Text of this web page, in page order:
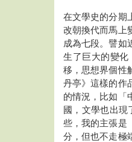
在文學史的分期
改朝換代而馬上
成為七段。譬如
生了巨大的變化
移，思想界個性
丹亭》這樣的作
的情況，比如「
國，文學也出現
些，我的主張是
分，但也不走極